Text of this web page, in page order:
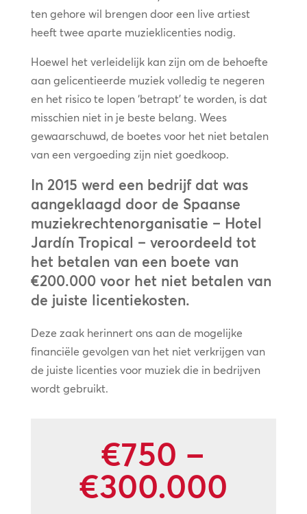
ten gehore wil brengen door een live artiest
heeft twee aparte muzieklicenties nodig.
Hoewel het verleidelijk kan zijn om de behoefte
aan gelicentieerde muziek volledig te negeren
en het risico te lopen ‘betrapt’ te worden, is dat
misschien niet in je beste belang. Wees
gewaarschuwd, de boetes voor het niet betalen
van een vergoeding zijn niet goedkoop.
In 2015 werd een bedrijf dat was
aangeklaagd door de Spaanse
muziekrechtenorganisatie – Hotel
Jardín Tropical – veroordeeld tot
het betalen van een boete van
€200.000 voor het niet betalen van
de juiste licentiekosten.
Deze zaak herinnert ons aan de mogelijke
financiële gevolgen van het niet verkrijgen van
de juiste licenties voor muziek die in bedrijven
wordt gebruikt.
€750 –
€300.000